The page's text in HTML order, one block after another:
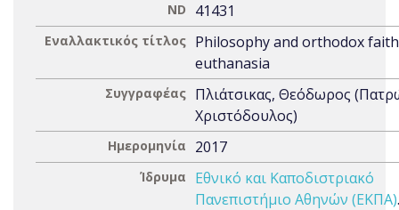
ND 41431
Εναλλακτικός τίτλος Philosophy and orthodox
euthanasia
Συγγραφέας Πλιάτσικας, Θεόδωρος
Χριστόδουλος)
Ημερομηνία 2017
Ίδρυμα
Εθνικό και Καποδιστριακό
Πανεπιστήμιο Αθηνών (ΕΚΠΑ)